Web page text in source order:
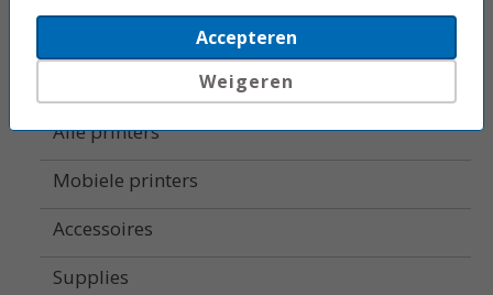
Beletteringsystemen
Alle printers
Mobiele printers
Accessoires
Supplies
Accepteren
Weigeren